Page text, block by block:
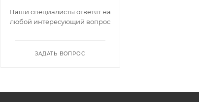
Наши специалисты ответят на
любой интересующий вопрос
ЗАДАТЬ ВОПРОС